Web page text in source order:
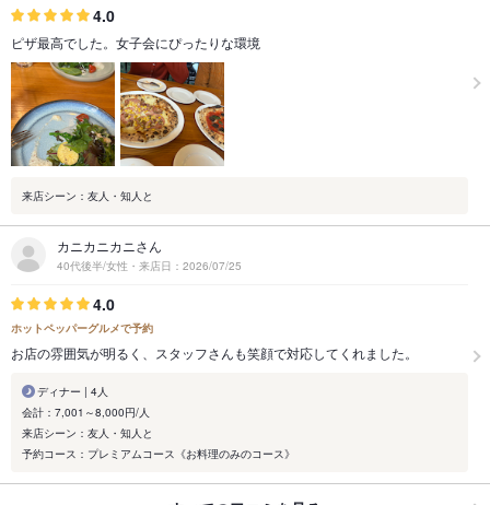
4.0
ピザ最高でした。女子会にぴったりな環境
来店シーン：友人・知人と
カニカニカニさん
40代後半/女性・来店日：2026/07/25
4.0
ホットペッパーグルメで予約
お店の雰囲気が明るく、スタッフさんも笑顔で対応してくれました。
ディナー | 4人
会計：7,001～8,000円/人
来店シーン：友人・知人と
予約コース：プレミアムコース《お料理のみのコース》